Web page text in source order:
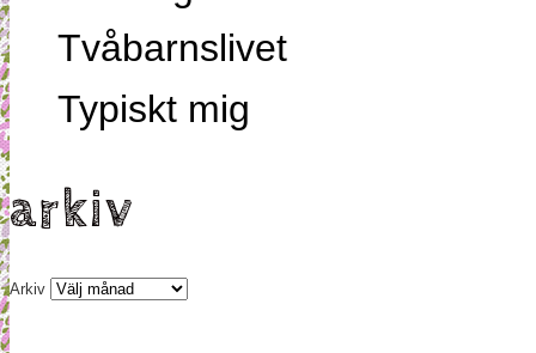
Tvåbarnslivet
Typiskt mig
arkiv
Arkiv